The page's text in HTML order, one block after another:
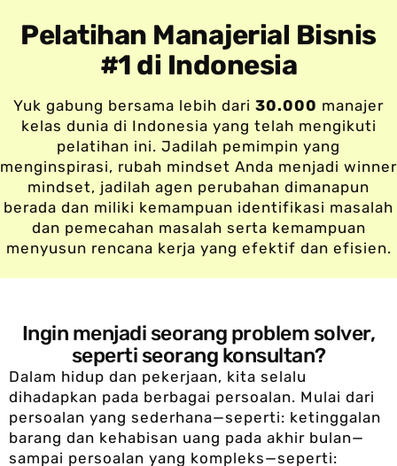
Pelatihan Manajerial Bisnis
#1 di Indonesia
Yuk gabung bersama lebih dari 30.000 manajer
kelas dunia di Indonesia yang telah mengikuti
pelatihan ini. Jadilah pemimpin yang
menginspirasi, rubah mindset Anda menjadi winner
mindset, jadilah agen perubahan dimanapun
berada dan miliki kemampuan identifikasi masalah
dan pemecahan masalah serta kemampuan
menyusun rencana kerja yang efektif dan efisien.
Ingin menjadi seorang problem solver,
seperti seorang konsultan?
Dalam hidup dan pekerjaan, kita selalu
dihadapkan pada berbagai persoalan. Mulai dari
persoalan yang sederhana—seperti: ketinggalan
barang dan kehabisan uang pada akhir bulan—
sampai persoalan yang kompleks—seperti: